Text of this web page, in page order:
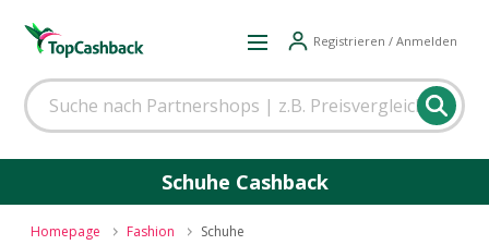
Registrieren / Anmelden
Schuhe Cashback
Homepage Fashion Schuhe